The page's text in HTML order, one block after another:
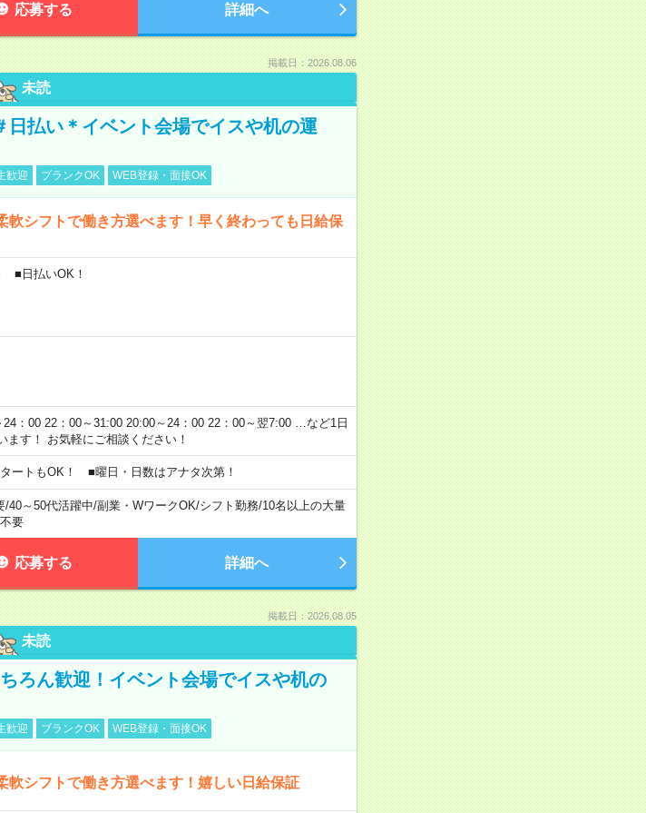
応募する 詳細へ
掲載日：2026.08.06
未読
日払い＊イベント会場でイスや机の運
歓迎 ブランクOK WEB登録・面接OK
軟シフトで働き方選べます！早く終わっても日給保
■日払いOK！
：00 22：00～31:00 20:00～24：00 22：00～翌7:00 …など1日
す！ お気軽にご相談ください！
ートもOK！ ■曜日・日数はアナタ次第！
/40～50代活躍中/副業・WワークOK/シフト勤務/10名以上の大量
要
応募する 詳細へ
掲載日：2026.08.05
未読
ろん歓迎！イベント会場でイスや机の
歓迎 ブランクOK WEB登録・面接OK
軟シフトで働き方選べます！嬉しい日給保証